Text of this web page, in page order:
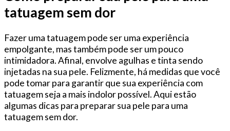
tatuagem sem dor
Fazer uma tatuagem pode ser uma experiência
empolgante, mas também pode ser um pouco
intimidadora. Afinal, envolve agulhas e tinta sendo
injetadas na sua pele. Felizmente, há medidas que você
pode tomar para garantir que sua experiência com
tatuagem seja a mais indolor possível. Aqui estão
algumas dicas para preparar sua pele para uma
tatuagem sem dor.